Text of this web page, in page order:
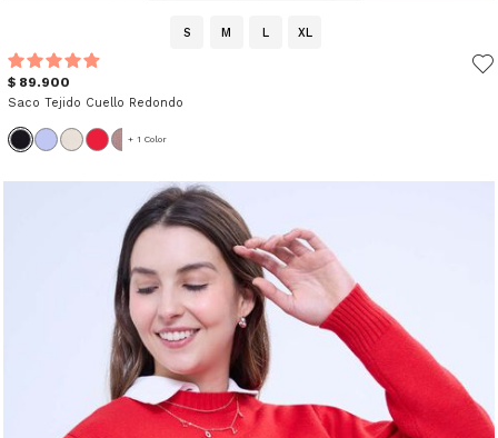
S M L XL
$ 89.900
Saco Tejido Cuello Redondo
+ 1 Color